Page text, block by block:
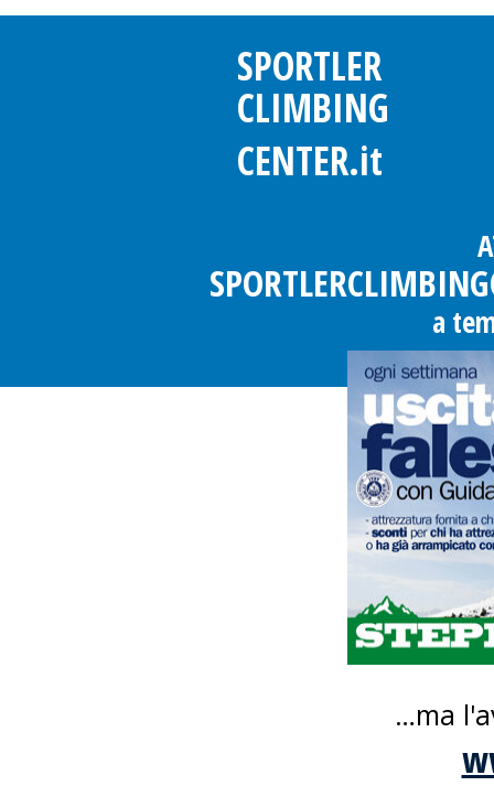
SPORTLER
CLIMBING
CENTER.it
a
…ma